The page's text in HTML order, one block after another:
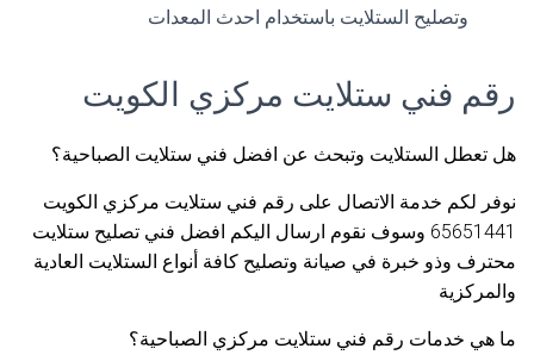
وتصليح الستلايت باستخدام احدث المعدات
رقم فني ستلايت مركزي الكويت
هل تعطل الستلايت وتبحث عن افضل فني ستلايت الصباحية؟
نوفر لكم خدمة الاتصال على رقم فني ستلايت مركزي الكويت
65651441 وسوف نقوم ارسال اليكم افضل فني تصليح ستلايت
محترف وذو خبرة في صيانة وتصليح كافة أنواع الستلايت العادية
والمركزية
ما هي خدمات رقم فني ستلايت مركزي الصباحية؟